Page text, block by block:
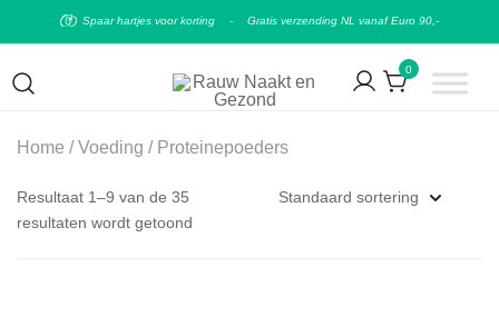
Spaar hartjes voor korting - Gratis verzending NL vanaf Euro 90,-
0
Home /Voeding / Proteinepoeders
Resultaat 1–9 van de 35
resultaten wordt getoond